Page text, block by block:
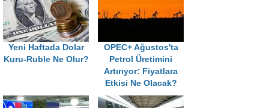
Yeni Haftada Dolar
Kuru-Ruble Ne Olur?
OPEC+ Ağustos'ta
Petrol Üretimini
Artırıyor: Fiyatlara
Etkisi Ne Olacak?